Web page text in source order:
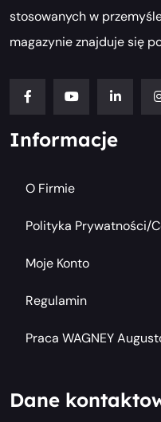
stosowanych w
magazynie znajduje się
Informacje
O Firmie
Polityka Prywatności/
Moje Konto
Regulamin
Praca WAGNEY
Dane